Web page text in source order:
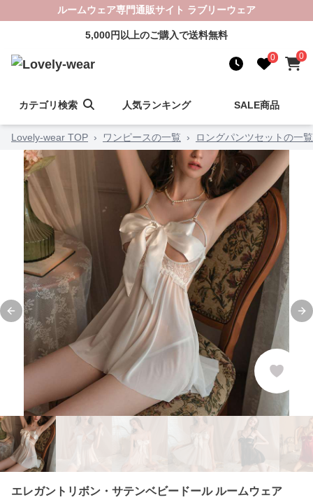
ルームウェア専門通販サイト ラブリーウェア
5,000円以上のご購入で送料無料
0 0
カテゴリ検索 人気ランキング SALE商品
Lovely-wear TOP › ワンピースの一覧 › ロングパンツセットの一覧
Previous slide
エレガントリボン・サテンベビードール ルームウェア